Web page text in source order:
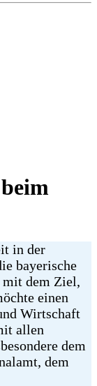
in der
bayerische
dem Ziel,
einen
Wirtschaft
allen
dem
dem